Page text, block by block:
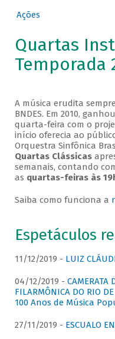
Ações
Quartas
Temporada
A música erudita
BNDES. Em 2010,
quarta-feira com o
início oferecia ao
Orquestra Sinfônica
Quartas Clássicas
semanais, contando
as quartas-feiras às
Saiba como funciona a
Espetáculos
11/12/2019 - LUIZ
04/12/2019 - CAMERATA
FILARMÔNICA DO RIO
100 Anos de Música
27/11/2019 - ESCUALO